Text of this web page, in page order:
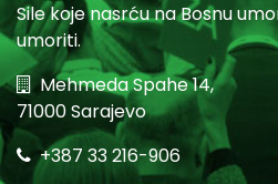
Sile koje nasrću na Bosnu
umoriti.
Mehmeda Spahe 14,
71000 Sarajevo
+387 33 216-906